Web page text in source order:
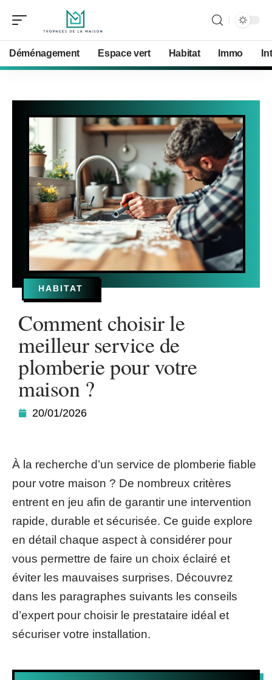
Déménagement Espace vert Habitat Immo
HABITAT
Comment choisir le
meilleur service de
plomberie pour votre
maison ?
20/01/2026
À la recherche d’un service de plomberie fiable
pour votre maison ? De nombreux critères
entrent en jeu afin de garantir une intervention
rapide, durable et sécurisée. Ce guide explore
en détail chaque aspect à considérer pour
vous permettre de faire un choix éclairé et
éviter les mauvaises surprises. Découvrez
dans les paragraphes suivants les conseils
d’expert pour choisir le prestataire idéal et
sécuriser votre installation.